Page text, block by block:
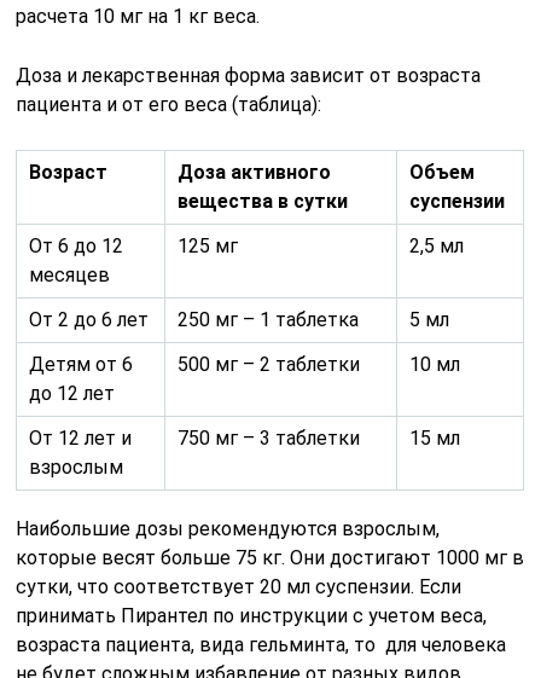
расчета 10 мг на 1 кг веса.
Доза и лекарственная форма зависит от возраста
пациента и от его веса (таблица):
Возраст
Доза активного
вещества в сутки
Объем
суспензии
От 6 до 12
месяцев
125 мг 2,5 мл
От 2 до 6 лет 250 мг – 1 таблетка
5 мл
Детям от 6
до 12 лет
500 мг – 2 таблетки 10 мл
От 12 лет и
взрослым
750 мг – 3 таблетки 15 мл
Наибольшие дозы рекомендуются взрослым,
которые весят больше 75 кг. Они достигают 1000 мг в
сутки, что соответствует 20 мл суспензии. Если
принимать Пирантел по инструкции с учетом веса,
возраста пациента, вида гельминта, то для человека